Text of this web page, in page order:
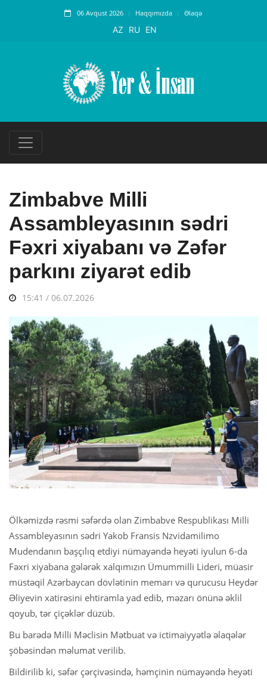
06 Avqust 2026 Haqqımızda Əlaqə
AZ RU EN
Zimbabve Milli
Assambleyasının sədri
Fəxri xiyabanı və Zəfər
parkını ziyarət edib
15:41 / 06.07.2026
Ölkəmizdə rəsmi səfərdə olan Zimbabve Respublikası Milli
Assambleyasının sədri Yakob Fransis Nzvidamilimo
Mudendanın başçılıq etdiyi nümayəndə heyəti iyulun 6-da
Fəxri xiyabana gələrək xalqımızın Ümummilli Lideri, müasir
müstəqil Azərbaycan dövlətinin memarı və qurucusu Heydər
Əliyevin xatirəsini ehtiramla yad edib, məzarı önünə əklil
qoyub, tər çiçəklər düzüb.
Bu barədə Milli Məclisin Mətbuat və ictimaiyyətlə əlaqələr
şöbəsindən məlumat verilib.
Bildirilib ki, səfər çərçivəsində, həmçinin nümayəndə heyəti